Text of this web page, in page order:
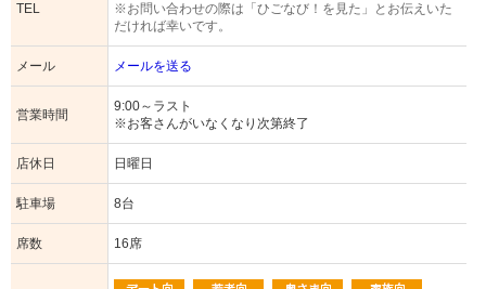
TEL
※お問い合わせの際は「ひごなび！を見た」とお伝えいた
だければ幸いです。
メール メールを送る
営業時間
9:00～ラスト
※お客さんがいなくなり次第終了
店休日 日曜日
駐車場 8台
席数 16席